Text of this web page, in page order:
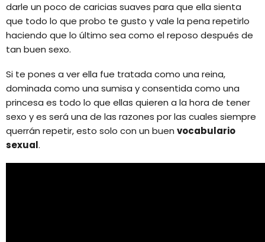
darle un poco de caricias suaves para que ella sienta
que todo lo que probo te gusto y vale la pena repetirlo
haciendo que lo último sea como el reposo después de
tan buen sexo.
Si te pones a ver ella fue tratada como una reina,
dominada como una sumisa y consentida como una
princesa es todo lo que ellas quieren a la hora de tener
sexo y es será una de las razones por las cuales siempre
querrán repetir, esto solo con un buen vocabulario
sexual.